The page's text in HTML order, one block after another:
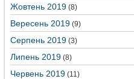
Жовтень 2019 (8)
Вересень 2019 (9)
Серпень 2019 (3)
Липень 2019 (8)
Червень 2019 (11)